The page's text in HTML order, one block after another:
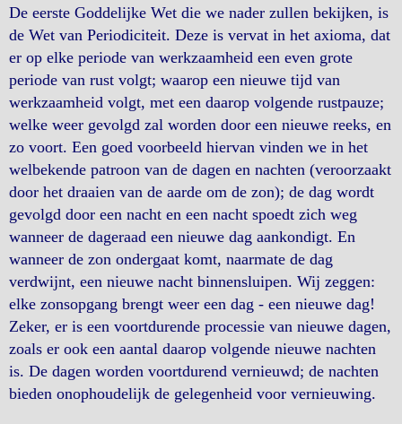
De eerste Goddelijke Wet die we nader zullen bekijken, is
de Wet van Periodiciteit. Deze is vervat in het axioma, dat
er op elke periode van werkzaamheid een even grote
periode van rust volgt; waarop een nieuwe tijd van
werkzaamheid volgt, met een daarop volgende rustpauze;
welke weer gevolgd zal worden door een nieuwe reeks, en
zo voort. Een goed voorbeeld hiervan vinden we in het
welbekende patroon van de dagen en nachten (veroorzaakt
door het draaien van de aarde om de zon); de dag wordt
gevolgd door een nacht en een nacht spoedt zich weg
wanneer de dageraad een nieuwe dag aankondigt. En
wanneer de zon ondergaat komt, naarmate de dag
verdwijnt, een nieuwe nacht binnensluipen. Wij zeggen:
elke zonsopgang brengt weer een dag - een nieuwe dag!
Zeker, er is een voortdurende processie van nieuwe dagen,
zoals er ook een aantal daarop volgende nieuwe nachten
is. De dagen worden voortdurend vernieuwd; de nachten
bieden onophoudelijk de gelegenheid voor vernieuwing.